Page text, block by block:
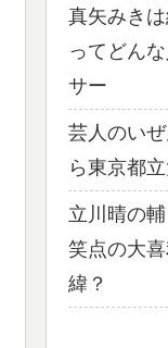
真矢みき
ってどん
サー
芸人のい
ら東京都
立川晴の
笑点の大
緯？